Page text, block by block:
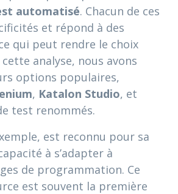
automatisé. Chacun de ces
et répond à des
qui peut rendre le choix
analyse, nous avons
options populaires,
, Katalon Studio, et
test renommés.
est reconnu pour sa
à s’adapter à
de programmation. Ce
est souvent la première